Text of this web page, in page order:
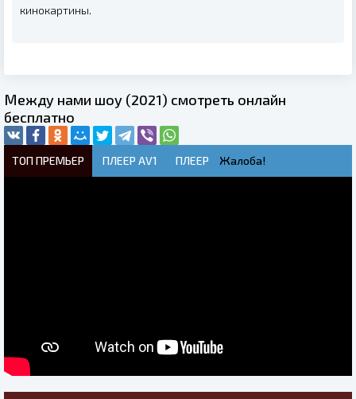
кинокартины.
Между нами шоу (2021) смотреть онлайн
бесплатно
ТОП ПРЕМЬЕР ПЛЕЕР AV1 ПЛЕЕР Жалоба!